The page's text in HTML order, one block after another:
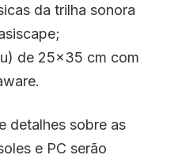
da trilha sonora
de 25×35 cm com
detalhes sobre as
e PC serão